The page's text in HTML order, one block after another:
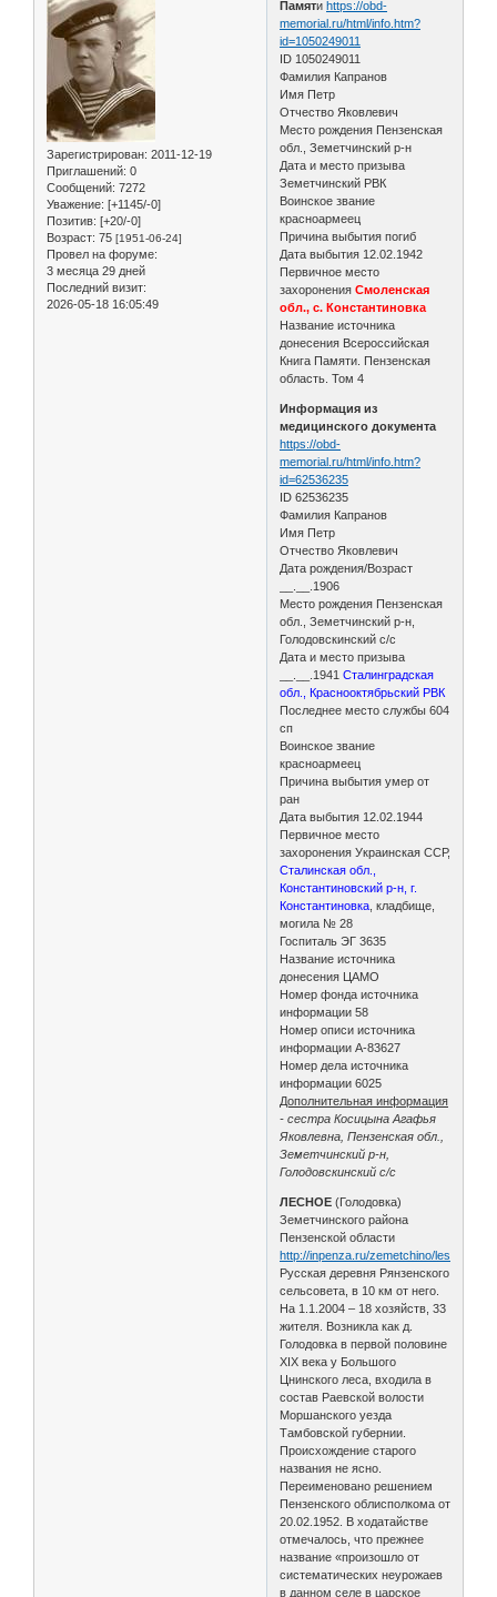
Зарегистрирован: 2011-12-19
Приглашений: 0
Сообщений: 7272
Уважение: [+1145/-0]
Позитив: [+20/-0]
Возраст: 75 [1951-06-24]
Провел на форуме:
3 месяца 29 дней
Последний визит:
2026-05-18 16:05:49
Памятиhttps://obd-
memorial.ru/html/info.htm?
id=1050249011
ID 1050249011
Фамилия Капранов
Имя Петр
Отчество Яковлевич
Место рождения Пензенская
обл., Земетчинский р-н
Дата и место призыва
Земетчинский РВК
Воинское звание
красноармеец
Причина выбытия погиб
Дата выбытия 12.02.1942
Первичное место
захороненияСмоленская
обл., с. Константиновка
Название источника
донесения Всероссийская
Книга Памяти. Пензенская
область. Том 4
Информация из
медицинского документа
https://obd-
memorial.ru/html/info.htm?
id=62536235
ID 62536235
Фамилия Капранов
Имя Петр
Отчество Яковлевич
Дата рождения/Возраст
__.__.1906
Место рождения Пензенская
обл., Земетчинский р-н,
Голодовскинский с/с
Дата и место призыва
__.__.1941 Сталинградская
обл., Краснооктябрьский РВК
Последнее место службы 604
сп
Воинское звание
красноармеец
Причина выбытия умер от
ран
Дата выбытия 12.02.1944
Первичное место
захоронения Украинская ССР,
Сталинская обл.,
Константиновский р-н, г.
Константиновка , кладбище,
могила № 28
Госпиталь ЭГ 3635
Название источника
донесения ЦАМО
Номер фонда источника
информации 58
Номер описи источника
информации А-83627
Номер дела источника
информации 6025
Дополнительная информация
- сестра Косицына Агафья
Яковлевна, Пензенская обл.,
Земетчинский р-н,
Голодовскинский с/с
ЛЕСНОЕ (Голодовка)
Земетчинского района
Пензенской области
http://inpenza.ru/zemetchino/
Русская деревня Рянзенского
сельсовета, в 10 км от него.
На 1.1.2004 – 18 хозяйств, 33
жителя. Возникла как д.
Голодовка в первой половине
XIX века у Большого
Цнинского леса, входила в
состав Раевской волости
Моршанского уезда
Тамбовской губернии.
Происхождение старого
названия не ясно.
Переименовано решением
Пензенского облисполкома от
20.02.1952. В ходатайстве
отмечалось, что прежнее
название «произошло от
систематических неурожаев
в данном селе в царское